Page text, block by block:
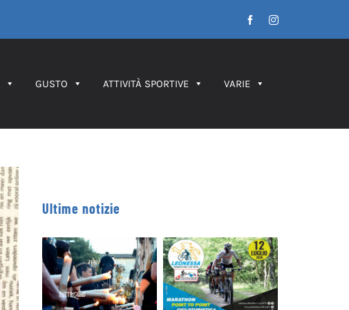
FacebookInstagram
GUSTO ATTIVITÀ SPORTIVE VARIE
Ultime notizie
Processione dei
Ceri 2026 – IL
PERCORSO
Leonessa MTB
Marathon, in
palio le maglie
tricolori